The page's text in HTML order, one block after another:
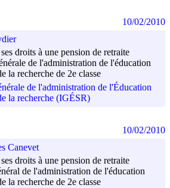
droits à une pension de retraite
de l'administration de l'éducation
la recherche de 2e classe
de l'administration de l'Éducation
la recherche (IGÉSR)
10/02/2010
Canevet
droits à une pension de retraite
de l'administration de l'éducation
la recherche de 2e classe
10/02/2010